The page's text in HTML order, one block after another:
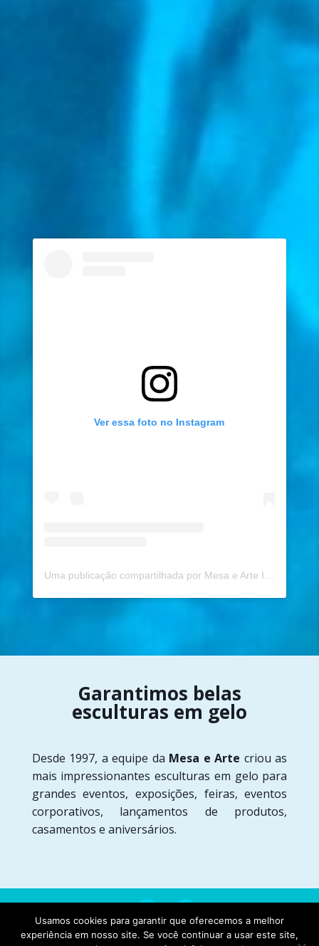
Ver essa foto no Instagram
Uma publicação compartilhada por Mesa e Arte ICE (@mesaearte_ice)
Garantimos belas
esculturas em gelo
Desde 1997, a equipe da Mesa e Arte criou as
mais impressionantes esculturas em gelo para
grandes eventos, exposições, feiras, eventos
corporativos, lançamentos de produtos,
casamentos e aniversários.
Copyright Mesa e Arte | Desenvolvido por Webdas
Usamos cookies para garantir que oferecemos a melhor
experiência em nosso site. Se você continuar a usar este site,